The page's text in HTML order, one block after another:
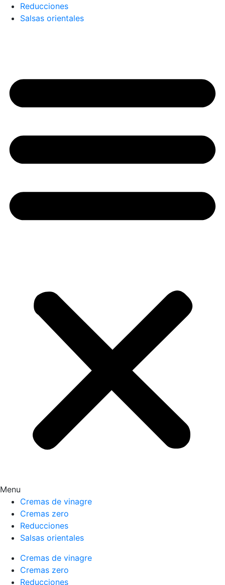
Reducciones
Salsas orientales
Menu
Cremas de vinagre
Cremas zero
Reducciones
Salsas orientales
Cremas de vinagre
Cremas zero
Reducciones